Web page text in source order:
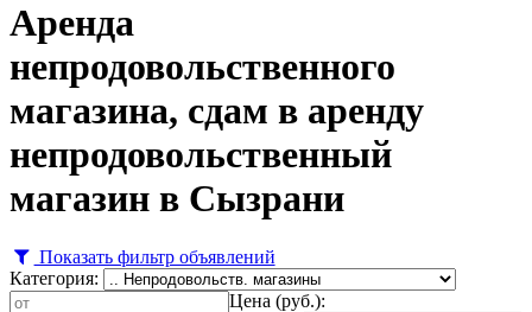
Аренда
непродовольственного
магазина, сдам в аренду
непродовольственный
магазин в Сызрани
Показать фильтр объявлений
Категория:
Цена (руб.):